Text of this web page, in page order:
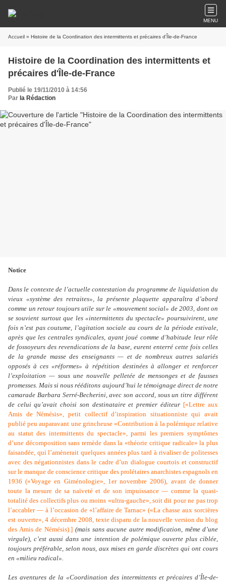
MENU
Accueil » Histoire de la Coordination des intermittents et précaires d'Île-de-France
Histoire de la Coordination des intermittents et
précaires d'Île-de-France
Publié le 19/11/2010 à 14:56
Par la Rédaction
Notice
Dans le contexte de l’actuelle contestation du programme de liquidation du
vieux «système des retraites», la présente plaquette apparaîtra d’abord
comme un retour toujours utile sur le «mouvement social» de 2003, dont on
se souvient surtout que les «intermittents du spectacle» poursuivirent, une
fois n’est pas coutume, l’agitation sociale au cours de la période estivale,
après que les centrales syndicales, ayant joué comme d’habitude leur rôle
de fossoyeurs des revendications de la base, eurent enterré cette fois celles
de la grande masse des enseignants — et de nombreux autres salariés
opposés à ces «réformes» à répétition destinées à allonger et renforcer
l’exploitation — sous une nouvelle pelletée de mensonges et de fausses
promesses. Mais si nous rééditons aujourd’hui le témoignage direct de notre
camarade Barbara Serré-Becherini, avec son accord, sous un titre différent
de celui qu’avait choisi son destinataire et premier éditeur [«Lettre aux
Amis de Némésis», petit collectif d’inspiration situationniste qui avait
publié peu auparavant une grincheuse «Contribution à la polémique relative
au statut des intermittents du spectacle», parmi les premiers symptômes
d’une décomposition sans remède dans la «théorie critique radicale» la plus
faisandée, qui l’amènerait quelques années plus tard à rivaliser de politesses
avec des négationnistes dans le cadre d’un dialogue courtois et constructif
sur le manque de conscience critique des prolétaires anarchistes espagnols en
1936 («Voyage en Giménologie», 1er novembre 2006), avant de donner
toute la mesure de sa naïveté et de son impuissance — comme la quasi-
totalité des collectifs plus ou moins «ultra-gauche», soit dit pour ne pas trop
l’accabler — à l’occasion de «l’affaire de Tarnac» («La chasse aux sorcières
est ouverte», 4 décembre 2008, texte disparu de la nouvelle version du blog
des Amis de Némésis).] (mais sans aucune autre modification, même d’une
virgule), c’est aussi dans une intention de polémique ouverte plus ciblée,
toujours préférable, selon nous, aux mises en garde discrètes qui ont cours
en «milieu radical».
Les aventures de la «Coordination des intermittents et précaires d’Île-de-